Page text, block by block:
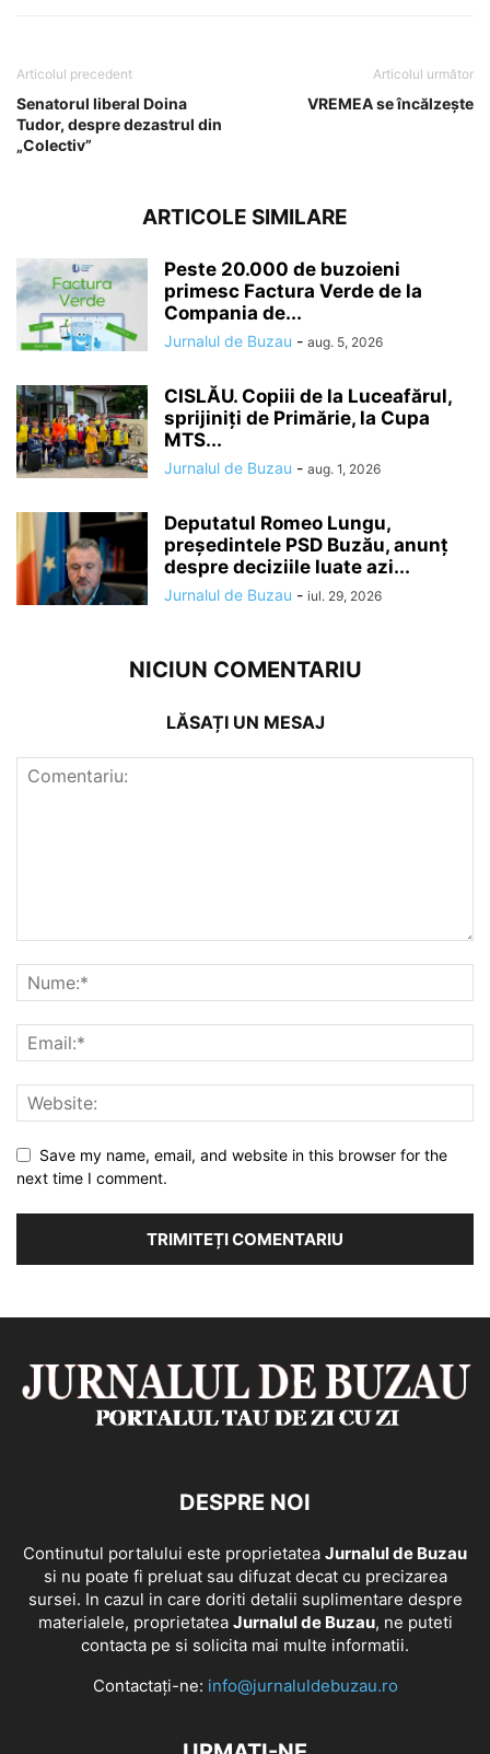
Articolul precedent
Senatorul liberal Doina
Tudor, despre dezastrul din
„Colectiv”
Articolul următor
VREMEA se încălzeşte
ARTICOLE SIMILARE
Peste 20.000 de buzoieni
primesc Factura Verde de la
Compania de...
Jurnalul de Buzau - aug. 5, 2026
CISLĂU. Copiii de la Luceafărul,
sprijiniți de Primărie, la Cupa
MTS...
Jurnalul de Buzau - aug. 1, 2026
Deputatul Romeo Lungu,
președintele PSD Buzău, anunț
despre deciziile luate azi...
Jurnalul de Buzau - iul. 29, 2026
NICIUN COMENTARIU
LĂSAȚI UN MESAJ
Save my name, email, and website in this browser for the
next time I comment.
DESPRE NOI
Continutul portalului este proprietatea Jurnalul de Buzau
si nu poate fi preluat sau difuzat decat cu precizarea
sursei. In cazul in care doriti detalii suplimentare despre
materialele, proprietatea Jurnalul de Buzau, ne puteti
contacta pe si solicita mai multe informatii.
Contactați-ne: info@jurnaluldebuzau.ro